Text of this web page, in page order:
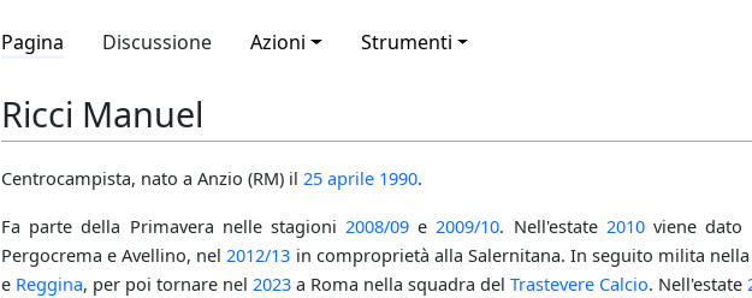
Pagina Discussione Azioni Strumenti
Ricci Manuel
Centrocampista, nato a Anzio (RM) il 25 aprile 1990.
Fa parte della Primavera nelle stagioni2008/09 e2009/10. Nell'estate 2010viene dato
Pergocrema e Avellino, nel2012/13 in comproprietà alla Salernitana. In seguito milita
e Reggina, per poi tornare nel 2023 a Roma nella squadra del Trastevere Calcio. Nell'estate